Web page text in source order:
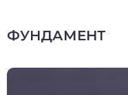
ФУНДАМЕНТ